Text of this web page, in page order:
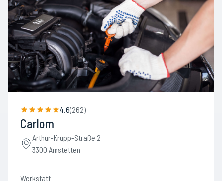
4.6(262)
Carlom
Arthur-Krupp-Straße 2
3300 Amstetten
Werkstatt